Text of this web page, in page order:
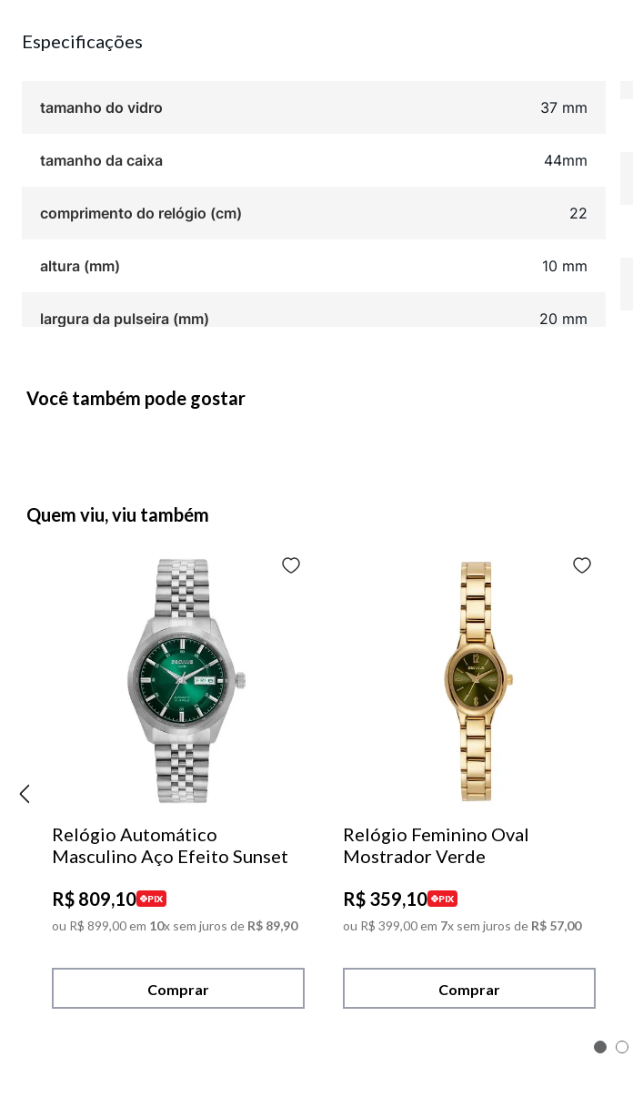
Especificações
tamanho do vidro 37 mm
tamanho da caixa 44mm
comprimento do relógio (cm) 22
altura (mm) 10 mm
largura da pulseira (mm) 20 mm
Você também pode gostar
Quem viu, viu também
Relógio Automático
Masculino Aço Efeito Sunset
R$ 809,10 PIX
ou R$ 899,00em 10x sem juros de R$ 89,90
Comprar
Relógio Feminino Oval
Mostrador Verde
R$ 359,10 PIX
ou R$ 399,00em 7x sem juros de R$ 57,00
Comprar